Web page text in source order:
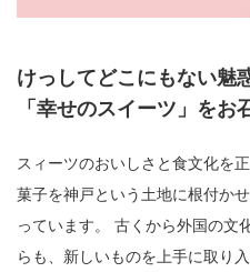
けっしてどこにもない魅
「幸せのスイーツ」をお
スィーツのおいしさと食文化を
菓子を神戸という土地に根付か
っています。 古くから外国の文
らも、新しいものを上手に取り